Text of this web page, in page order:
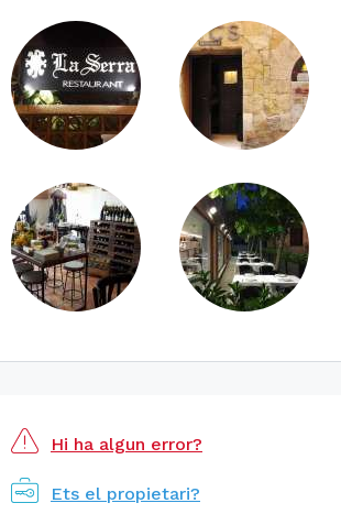
Hi ha algun error?
Ets el propietari?